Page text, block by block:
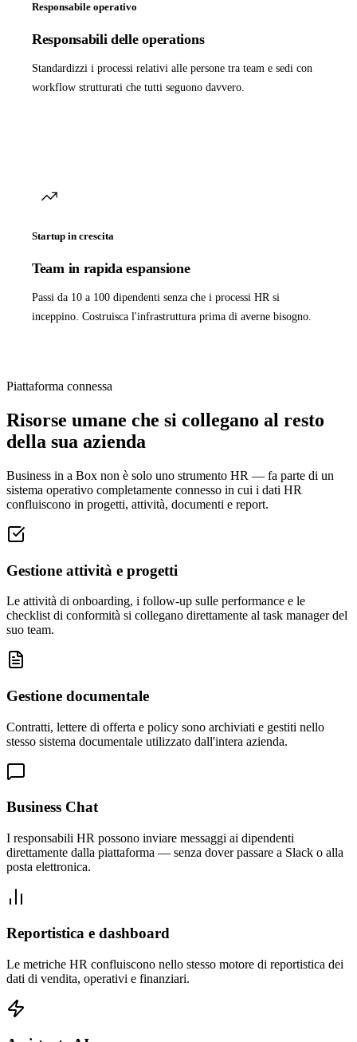
Responsabile operativo
Responsabili delle operations
Standardizzi i processi relativi alle persone tra team e sedi con
workflow strutturati che tutti seguono davvero.
Startup in crescita
Team in rapida espansione
Passi da 10 a 100 dipendenti senza che i processi HR si
inceppino. Costruisca l'infrastruttura prima di averne bisogno.
Piattaforma connessa
Risorse umane che si collegano al resto
della sua azienda
Business in a Box non è solo uno strumento HR — fa parte di un
sistema operativo completamente connesso in cui i dati HR
confluiscono in progetti, attività, documenti e report.
Gestione attività e progetti
Le attività di onboarding, i follow-up sulle performance e le
checklist di conformità si collegano direttamente al task manager del
suo team.
Gestione documentale
Contratti, lettere di offerta e policy sono archiviati e gestiti nello
stesso sistema documentale utilizzato dall'intera azienda.
Business Chat
I responsabili HR possono inviare messaggi ai dipendenti
direttamente dalla piattaforma — senza dover passare a Slack o alla
posta elettronica.
Reportistica e dashboard
Le metriche HR confluiscono nello stesso motore di reportistica dei
dati di vendita, operativi e finanziari.